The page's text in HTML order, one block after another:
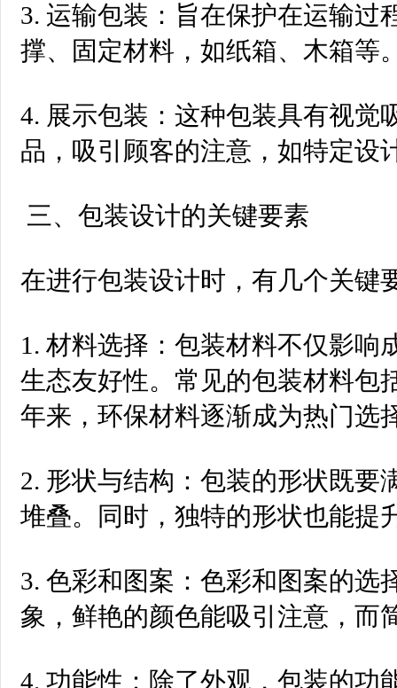
3. 运输包装：旨在保护在运输过
撑、固定材料，如纸箱、木箱等
4. 展示包装：这种包装具有视觉
品，吸引顾客的注意，如特定设
三、包装设计的关键要素
在进行包装设计时，有几个关键
1. 材料选择：包装材料不仅影响
生态友好性。常见的包装材料包
年来，环保材料逐渐成为热门选
2. 形状与结构：包装的形状既要
堆叠。同时，独特的形状也能提
3. 色彩和图案：色彩和图案的选
象，鲜艳的颜色能吸引注意，而
4. 功能性：除了外观，包装的功